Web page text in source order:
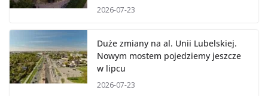
2026-07-23
Duże zmiany na al. Unii Lubelskiej.
Nowym mostem pojedziemy jeszcze
w lipcu
2026-07-23